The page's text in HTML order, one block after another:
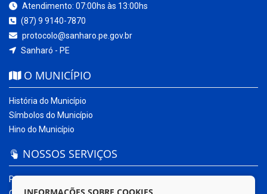
Atendimento: 07:00hs às 13:00hs
(87) 9 9140-7870
protocolo@sanharo.pe.gov.br
Sanharó - PE
O MUNICÍPIO
História do Município
Símbolos do Município
Hino do Município
NOSSOS SERVIÇOS
Portal da Transparência